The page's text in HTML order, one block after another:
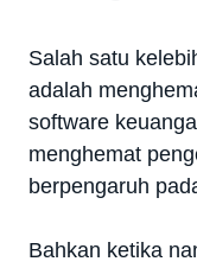
Salah satu
adalah
software
menghemat
berpengaruh
Bahkan ketika